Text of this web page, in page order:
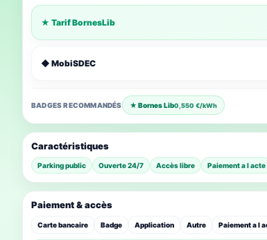
★ Tarif BornesLib
◆ MobiSDEC
BADGES RECOMMANDÉS ★ Bornes Lib0,550 €/kWh
Caractéristiques
Parking public Ouverte 24/7 Accès libre Paiement a l acte
Paiement & accès
Carte bancaire Badge Application Autre Paiement a l